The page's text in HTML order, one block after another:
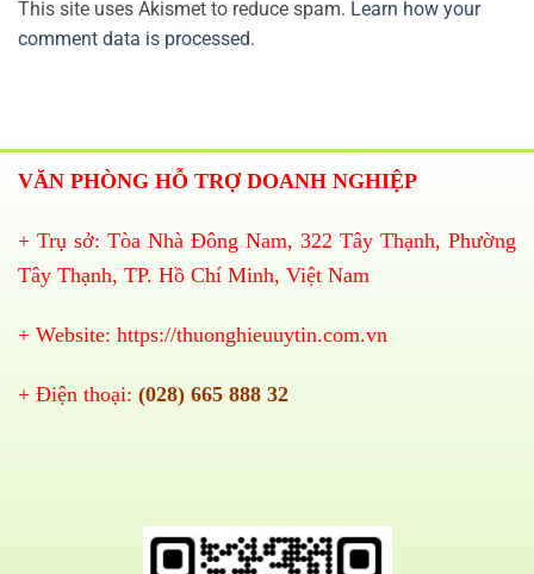
This site uses Akismet to reduce spam. Learn how your
comment data is processed.
VĂN PHÒNG HỖ TRỢ DOANH NGHIỆP
+ Trụ sở: Tòa Nhà Đông Nam, 322 Tây Thạnh, Phường
Tây Thạnh, TP. Hồ Chí Minh, Việt Nam
+ Website: https://thuonghieuuytin.com.vn
+ Điện thoại: (028) 665 888 32